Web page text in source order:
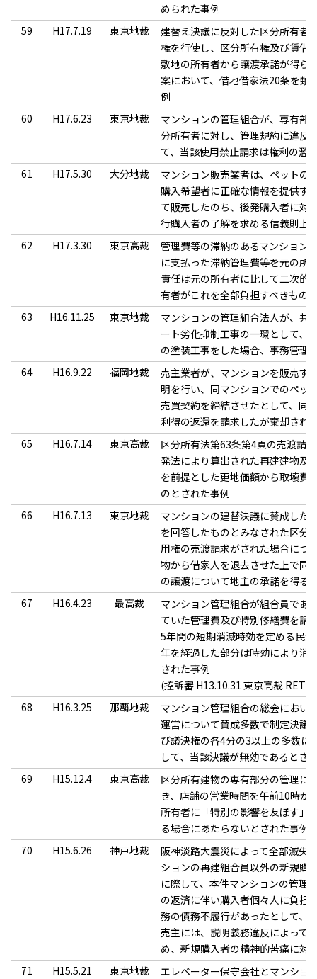
められた事例
59
H17.7.19 東京地裁
建替え決議に反対した区分所有者
権を行使し、区分所有権及び賃借
敷地の所有者から譲渡承諾が得ら
案において、借地借家法20条を類
例
60
H17.6.23 東京地裁
マンションの管理組合が、専有部
分所有者に対し、管理規約に違反
て、当該使用禁止請求は権利の濫
61
H17.5.30 大分地裁
マンション販売業者は、ペットの
購入希望者に正確な情報を提供す
て販売したのち、後発購入者に対
行購入者の了解を求める信義則上
62
H17.3.30 東京高裁
管理費等の滞納のあるマンション
に支払った滞納管理費等を元の所
責任は元の所有者に比して二次的
有者がこれを全部負担すべきもの
63
H16.11.25 東京地裁
マンションの管理組合法人が、共
ート劣化抑制工事の一環として、
の塗装工事をした場合、事務管理
64
H16.9.22 福岡地裁
売主業者が、マンションを販売す
明を行い、同マンションでのペッ
売買契約を締結させたとして、同
利得の返還を請求したが棄却され
65
H16.7.14 東京高裁
区分所有法第63条第4頁の売渡請
発法により算出された再建建物及
を前提とした更地価額から取壊費
のとされた事例
66
H16.7.13 東京地裁
マンションの建替決議に賛成した
を回答したものとみなされた区分
用権の売渡請求がされた場合につ
物から借家人を退去させた上で同
の譲渡について地主の承諾を得る
67
H16.4.23 最高裁
マンション管理組合が組合員であ
ていた管理費及び特別修繕費を請
5年間の短期消滅時効を定める民
年を経過した部分は時効により消
された事例
(控訴審 H13.10.31 東京高裁
68
H16.3.25 那覇地裁
マンション管理組合の総会におい
運営について賛成多数で制定決議
び議決権の各4分の3以上の多数に
して、当該決議が無効であるとさ
69
H15.12.4 東京高裁
区分所有建物の専有部分の管理に
き、店舗の営業時間を午前10時か
所有者に「特別の影響を友ぼす」
る場合にあたらないとされた事例
70
H15.6.26 神戸地裁
阪神淡路大震災によって全部滅失
ションの再建組合員以外の新規購
に際して、本件マンションの管理
の返済に伴い購入者個々人に負担
務の債務不履行があったとして、
売主には、説明義務違反によって
め、新規購入者の精神的苦痛に対
71
H15.5.21 東京地裁
エレベーター保守会社とマンショ